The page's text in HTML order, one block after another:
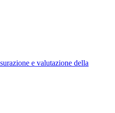
e valutazione della